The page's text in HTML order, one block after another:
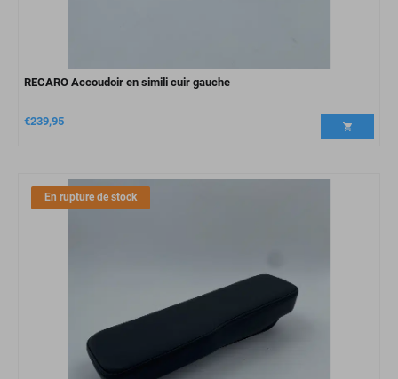
RECARO Accoudoir en simili cuir gauche
€239,95
En rupture de stock